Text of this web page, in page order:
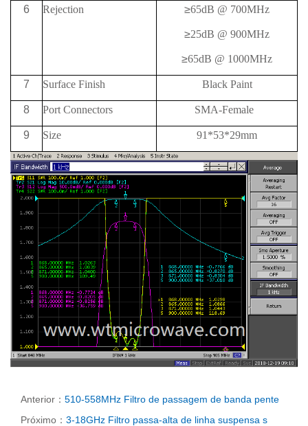
6 Rejection ≥65dB @ 700MHz
≥25dB @ 900MHz
≥65dB @ 1000MHz
7 Surface Finish Black Paint
8 Port Connectors SMA-Female
9 Size 91*53*29mm
Anterior： 510-558MHz Filtro de passagem de banda pente
Próximo： 3-18GHz Filtro passa-alta de linha suspensa s